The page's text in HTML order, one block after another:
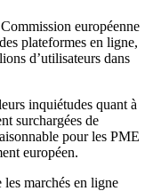
européenne
plateformes en ligne,
d’utilisateurs dans
inquiétudes quant à
surchargées de
pour les PME
européen.
marchés en ligne